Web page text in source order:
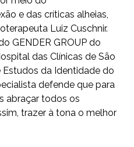
e das críticas alheias,
Luiz Cuschnir.
GENDER GROUP do
das Clínicas de São
Estudos da Identidade do
defende que para
abraçar todos os
trazer à tona o melhor